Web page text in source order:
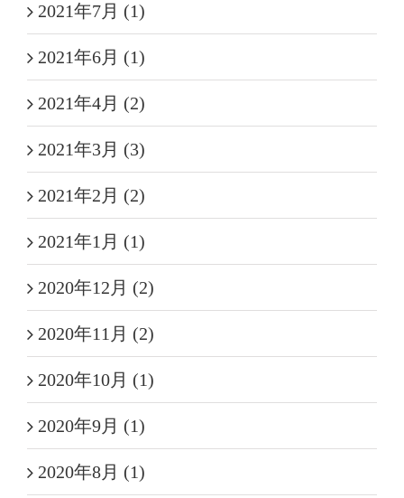
2021年7月 (1)
2021年6月 (1)
2021年4月 (2)
2021年3月 (3)
2021年2月 (2)
2021年1月 (1)
2020年12月 (2)
2020年11月 (2)
2020年10月 (1)
2020年9月 (1)
2020年8月 (1)